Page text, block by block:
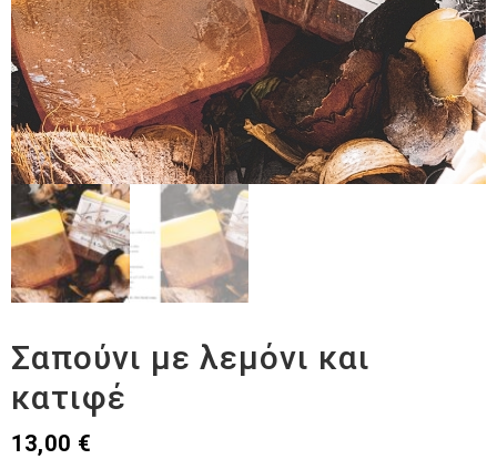
Σαπούνι με λεμόνι και
κατιφέ
13,00 €